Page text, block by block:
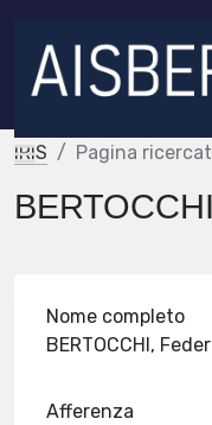
IRIS Pagina
Nome completo
BERTOCCHI,
Afferenza